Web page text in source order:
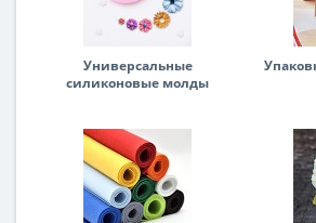
Универсальные
силиконовые молды